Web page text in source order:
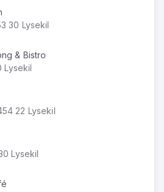
30 Lysekil
& Bistro
Lysekil
22 Lysekil
Lysekil